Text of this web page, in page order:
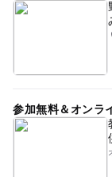
参加無料＆オンラ